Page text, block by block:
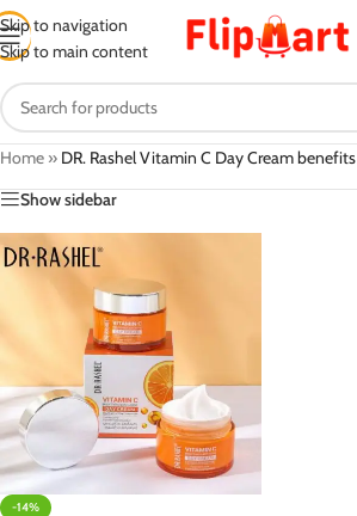
Skip to navigation
Skip to main content
Home » DR. Rashel Vitamin C Day Cream benefits
Show sidebar
-14%